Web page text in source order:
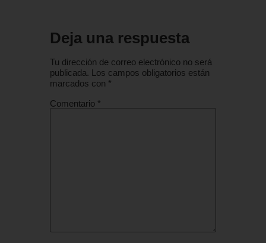
Deja una respuesta
Tu dirección de correo electrónico no será
publicada. Los campos obligatorios están
marcados con *
Comentario *